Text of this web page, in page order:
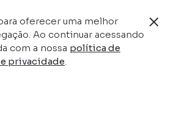
oferecer uma melhor
Ao continuar acessando
com a nossa política de
privacidade.
reCAPTCHA e pela